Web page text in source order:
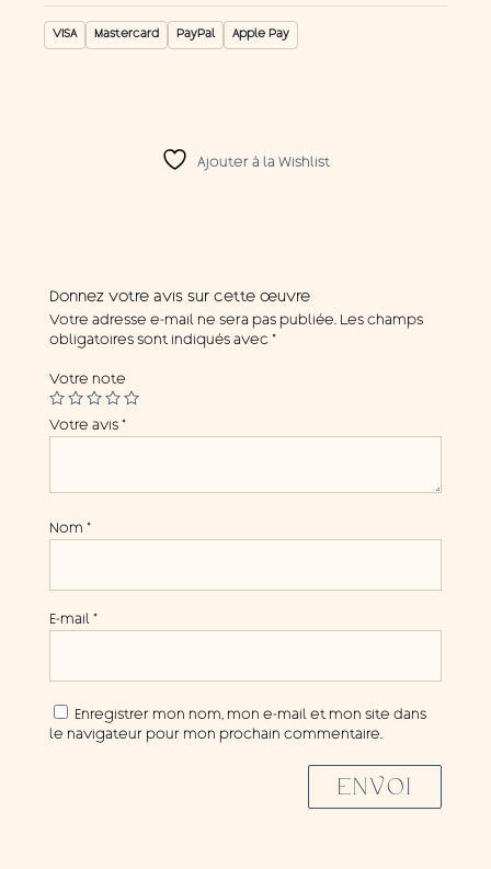
VISA Mastercard PayPal Apple Pay
Ajouter à la Wishlist
Donnez votre avis sur cette œuvre
Votre adresse e-mail ne sera pas publiée. Les champs
obligatoires sont indiqués avec *
Votre note
Votre avis *
Nom *
E-mail *
Enregistrer mon nom, mon e-mail et mon site dans
le navigateur pour mon prochain commentaire.
ENVOI